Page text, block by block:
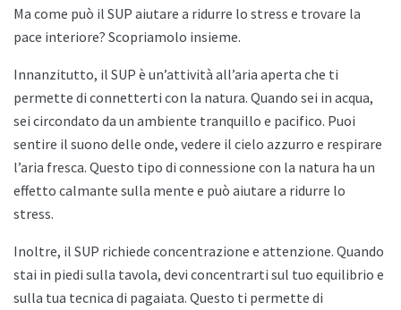
Ma come può il SUP aiutare a ridurre lo stress e trovare la
pace interiore? Scopriamolo insieme.
Innanzitutto, il SUP è un’attività all’aria aperta che ti
permette di connetterti con la natura. Quando sei in acqua,
sei circondato da un ambiente tranquillo e pacifico. Puoi
sentire il suono delle onde, vedere il cielo azzurro e respirare
l’aria fresca. Questo tipo di connessione con la natura ha un
effetto calmante sulla mente e può aiutare a ridurre lo
stress.
Inoltre, il SUP richiede concentrazione e attenzione. Quando
stai in piedi sulla tavola, devi concentrarti sul tuo equilibrio e
sulla tua tecnica di pagaiata. Questo ti permette di